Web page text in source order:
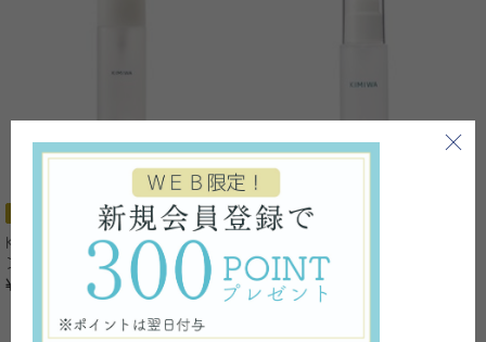
人気商品
KIMIWA プラセンＳローショ
ン
¥3,520
KIMIWA マーユセラミドオイ
ル
¥4,400税込